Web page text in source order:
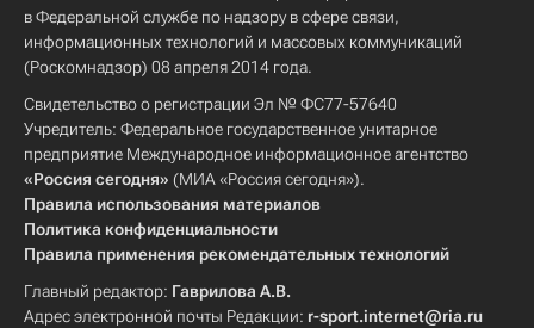
в Федеральной службе по надзору в сфере связи,
информационных технологий и массовых коммуникаций
(Роскомнадзор) 08 апреля 2014 года.
Свидетельство о регистрации Эл № ФС77-57640
Учредитель: Федеральное государственное унитарное
предприятие Международное информационное агентство
«Россия сегодня» (МИА «Россия сегодня»).
Правила использования материалов
Политика конфиденциальности
Правила применения рекомендательных технологий
Главный редактор: Гаврилова А.В.
Адрес электронной почты Редакции: r-sport.internet@ria.ru